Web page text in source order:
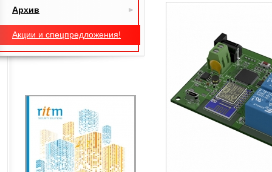
Архив
Акции и спецпредложения!